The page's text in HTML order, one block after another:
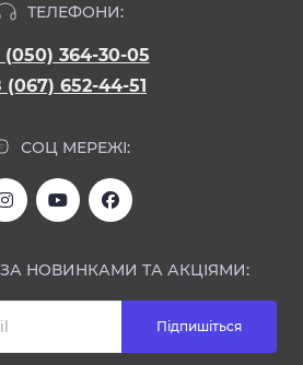
ТЕЛЕФОНИ:
(050) 364-30-05
(067) 652-44-51
СОЦ МЕРЕЖІ:
ЗА НОВИНКАМИ ТА АКЦІЯМИ:
Підпишіться